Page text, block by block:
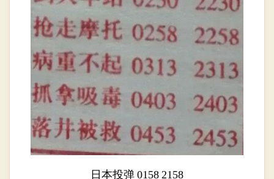
日本投弹 0158 2158